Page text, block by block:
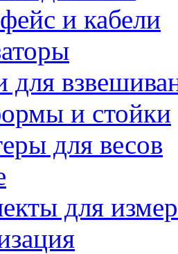
и кабели
и стойки
для весов
для